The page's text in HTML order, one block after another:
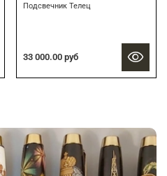
Подсвечник Телец
33 000.00 руб